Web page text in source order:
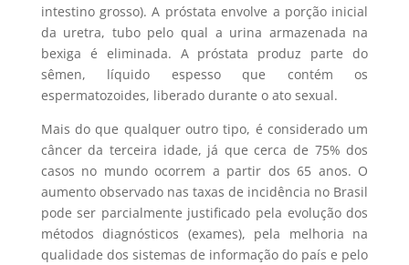
intestino grosso). A próstata envolve a porção inicial
da uretra, tubo pelo qual a urina armazenada na
bexiga é eliminada. A próstata produz parte do
sêmen, líquido espesso que contém os
espermatozoides, liberado durante o ato sexual.
Mais do que qualquer outro tipo, é considerado um
câncer da terceira idade, já que cerca de 75% dos
casos no mundo ocorrem a partir dos 65 anos. O
aumento observado nas taxas de incidência no Brasil
pode ser parcialmente justificado pela evolução dos
métodos diagnósticos (exames), pela melhoria na
qualidade dos sistemas de informação do país e pelo